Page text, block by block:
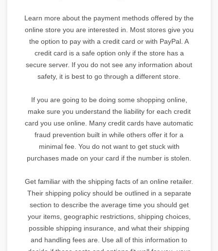
Learn more about the payment methods offered by the
online store you are interested in. Most stores give you
the option to pay with a credit card or with PayPal. A
credit card is a safe option only if the store has a
secure server. If you do not see any information about
safety, it is best to go through a different store.
If you are going to be doing some shopping online,
make sure you understand the liability for each credit
card you use online. Many credit cards have automatic
fraud prevention built in while others offer it for a
minimal fee. You do not want to get stuck with
purchases made on your card if the number is stolen.
Get familiar with the shipping facts of an online retailer.
Their shipping policy should be outlined in a separate
section to describe the average time you should get
your items, geographic restrictions, shipping choices,
possible shipping insurance, and what their shipping
and handling fees are. Use all of this information to